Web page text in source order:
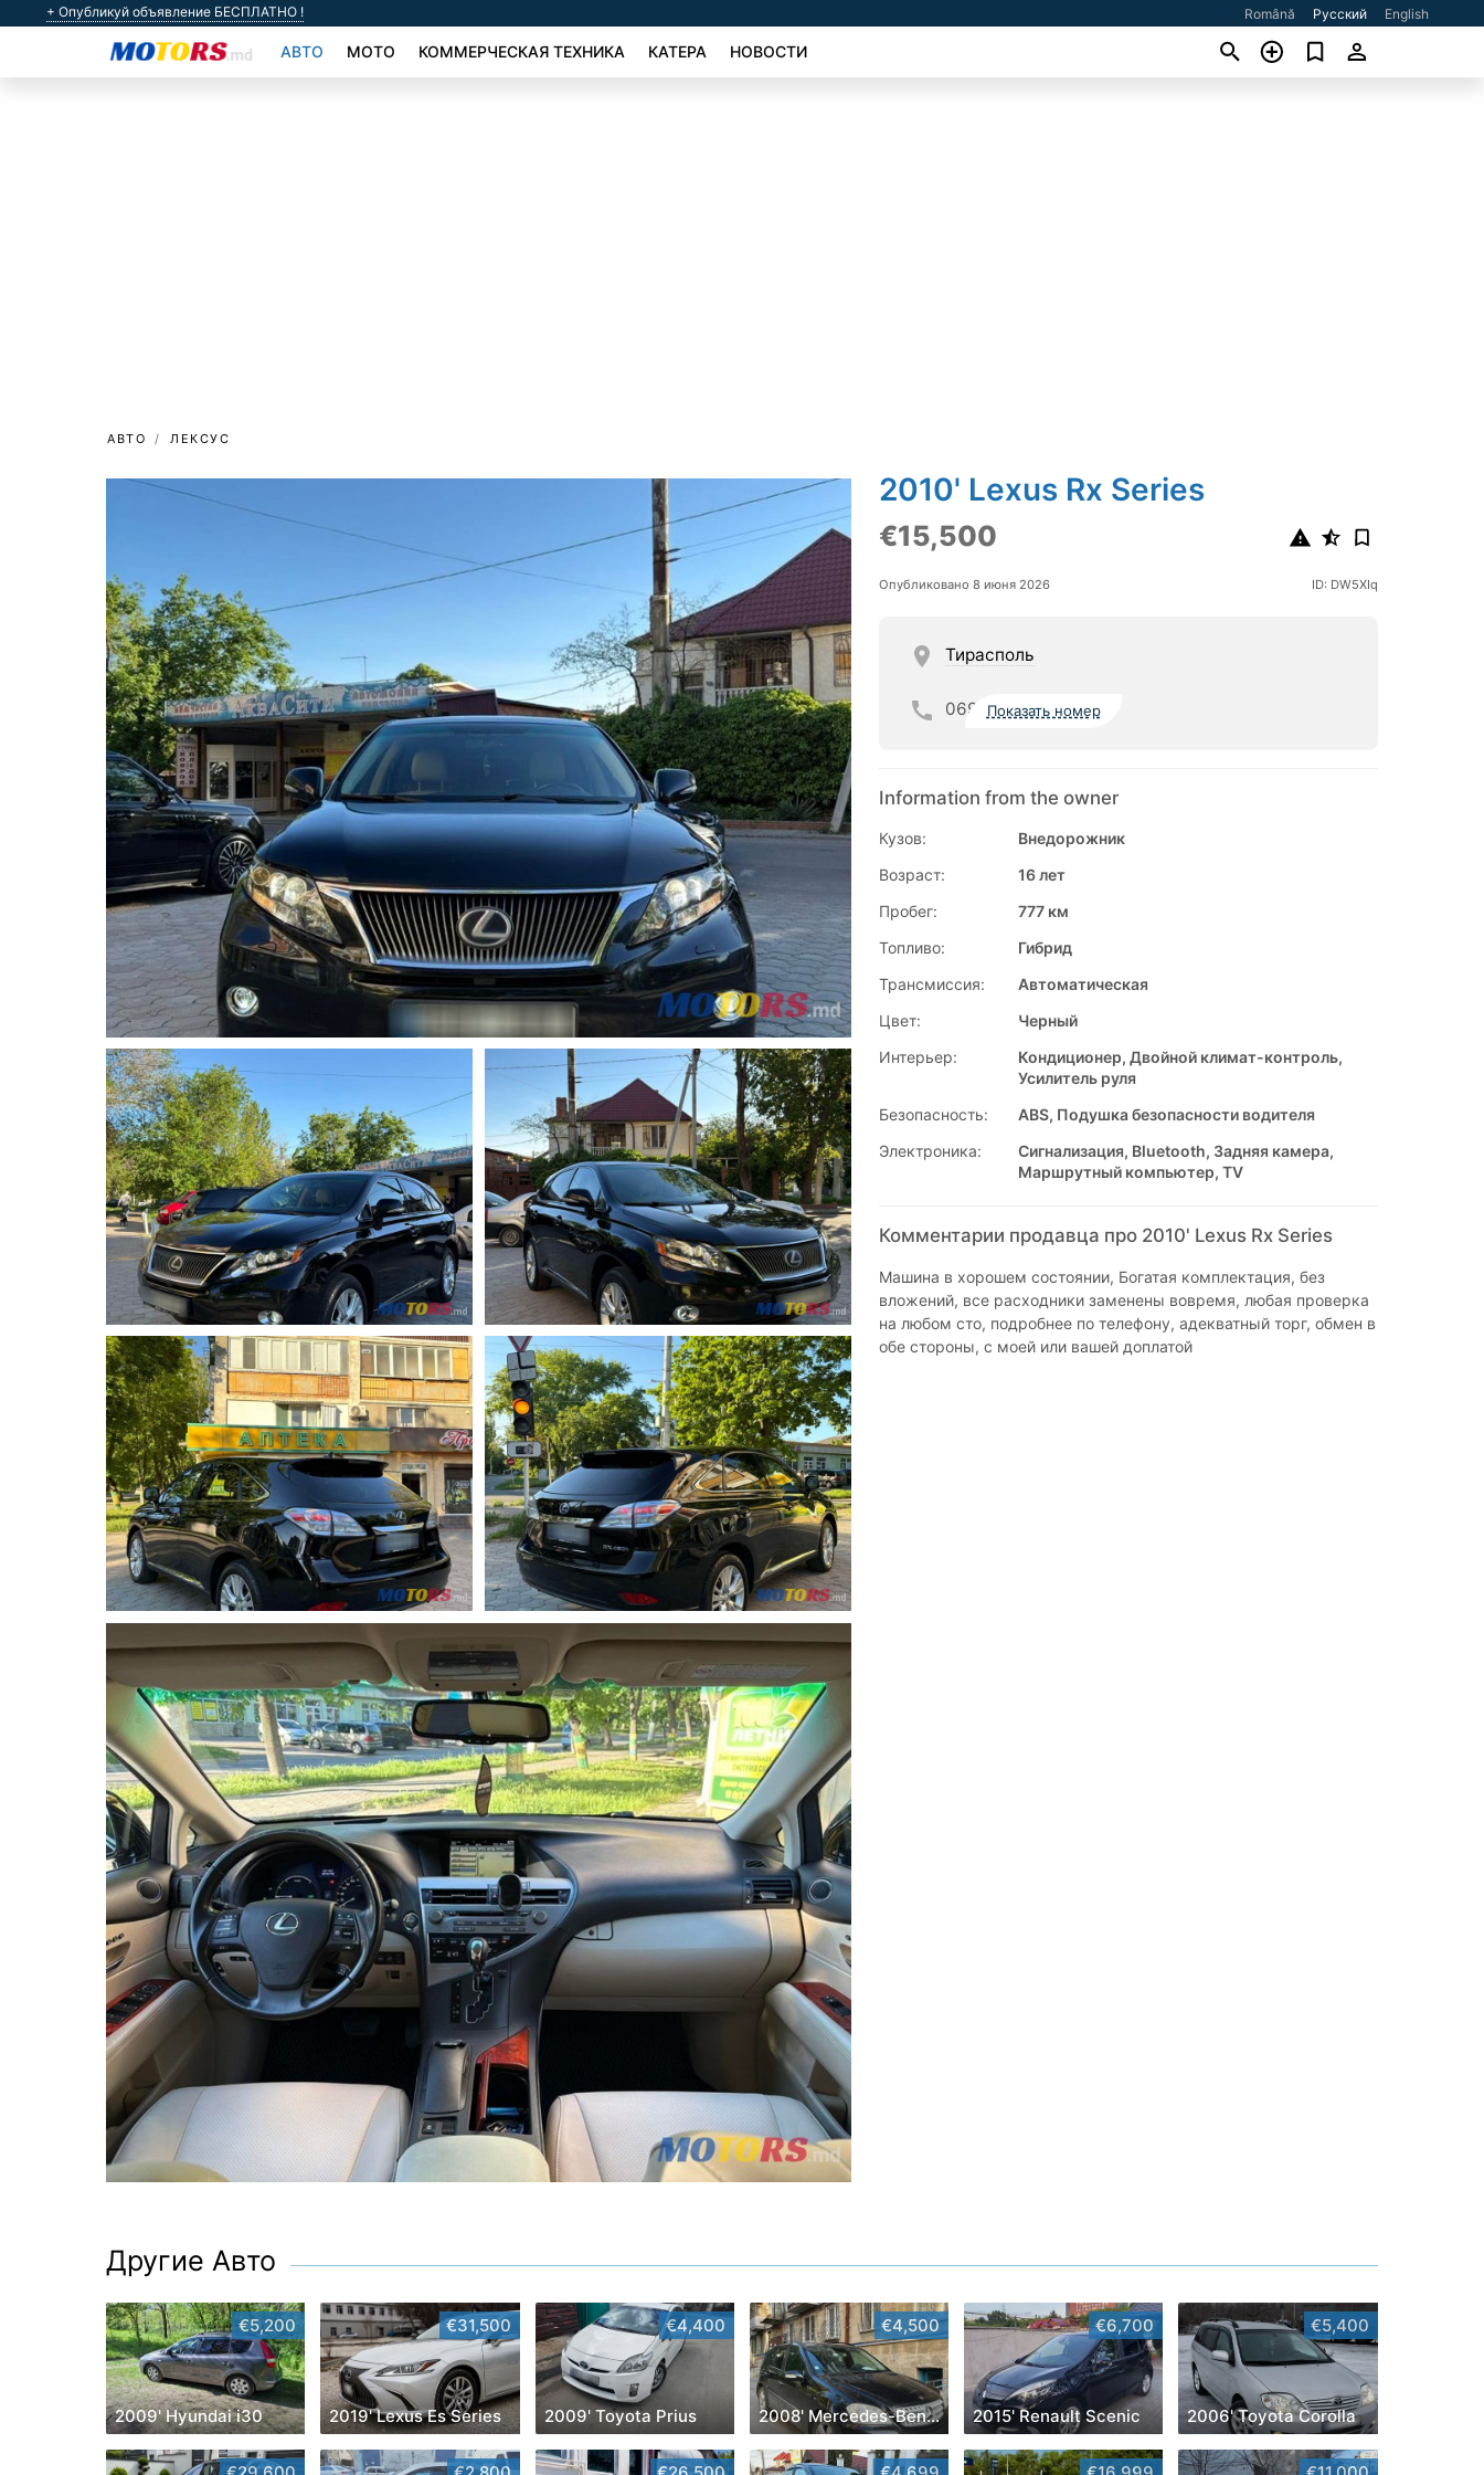
+ Опубликуй объявление БЕСПЛАТНО ! Română Русский English
АВТО МОТО КОММЕРЧЕСКАЯ ТЕХНИКА КАТЕРА НОВОСТИ
АВТО ЛЕКСУС
2010' Lexus Rx Series
€15,500
Опубликовано 8 июня 2026 ID: DW5XIq
Тирасполь
069 Показать номер
Information from the owner
Кузов:
Внедорожник
Возраст:
16 лет
Пробег:
777 км
Топливо:
Гибрид
Трансмиссия:
Автоматическая
Цвет:
Черный
Интерьер:
Кондиционер, Двойной климат-контроль,
Усилитель руля
Безопасность:
ABS, Подушка безопасности водителя
Электроника:
Сигнализация, Bluetooth, Задняя камера,
Маршрутный компьютер, TV
Комментарии продавца про 2010' Lexus Rx Series
Машина в хорошем состоянии, Богатая комплектация, без
вложений, все расходники заменены вовремя, любая проверка
на любом сто, подробнее по телефону, адекватный торг, обмен в
обе стороны, с моей или вашей доплатой
Другие Авто
€5,200
2009' Hyundai i30
€31,500
2019' Lexus Es Series
€4,400
2009' Toyota Prius
€4,500
2008' Mercedes-Benz M-Class
€6,700
2015' Renault Scenic
€5,400
2006' Toyota Corolla